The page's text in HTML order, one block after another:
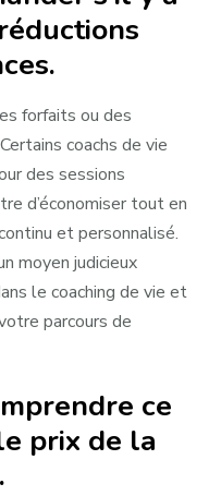
forfaits ou des
coachs de vie
des sessions
d’économiser tout en
et personnalisé.
moyen judicieux
le coaching de vie et
parcours de
ce
prix de la